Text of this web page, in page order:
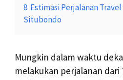
8 Estimasi Perjalanan
Situbondo
Mungkin dalam waktu
melakukan perjalanan dari